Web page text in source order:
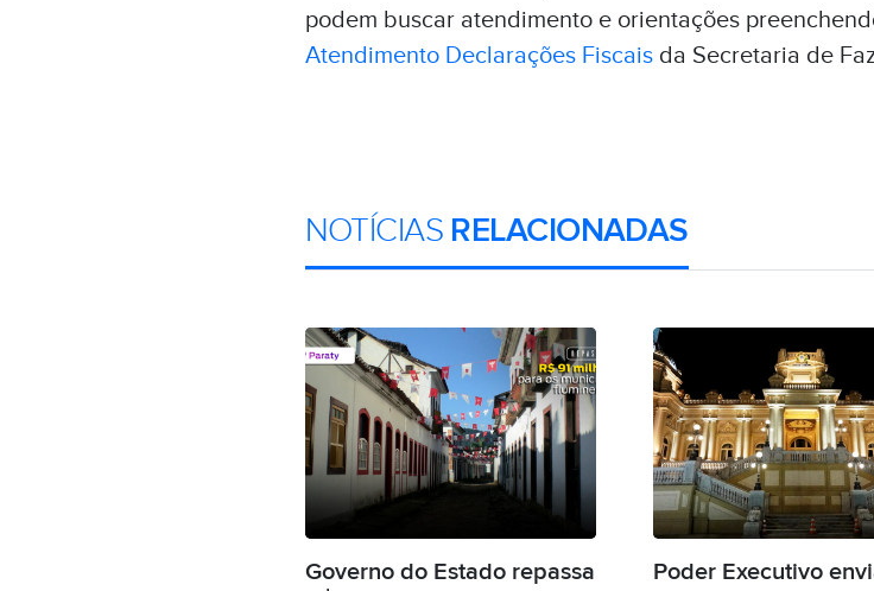
podem buscar atendimento e orientações
Atendimento Declarações Fiscaisda Secretaria de
NOTÍCIAS RELACIONADAS
Governo do Estado repassa
Poder Executivo